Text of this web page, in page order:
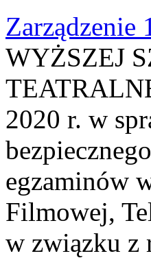
Zarządzenie
WYŻSZEJ
2020 r. w
egzaminów
Filmowej,
w związku z